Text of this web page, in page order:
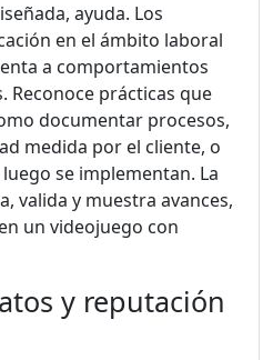
ayuda. Los
en el ámbito laboral
a comportamientos
Reconoce prácticas que
documentar procesos,
medida por el cliente, o
se implementan. La
valida y muestra avances,
un videojuego con
y reputación